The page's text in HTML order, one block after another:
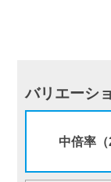
バリエーシ
中倍率（